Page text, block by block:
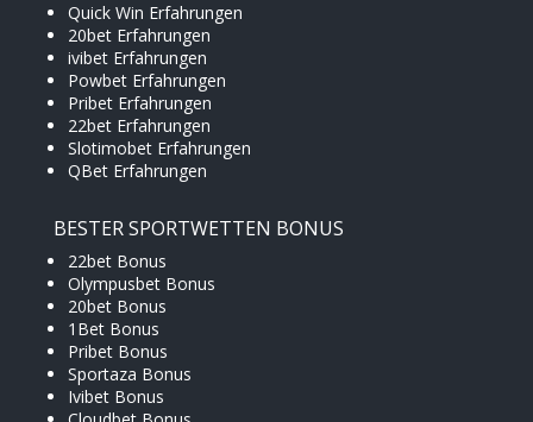
Quick Win Erfahrungen
20bet Erfahrungen
ivibet Erfahrungen
Powbet Erfahrungen
Pribet Erfahrungen
22bet Erfahrungen
Slotimobet Erfahrungen
QBet Erfahrungen
BESTER SPORTWETTEN BONUS
22bet Bonus
Olympusbet Bonus
20bet Bonus
1Bet Bonus
Pribet Bonus
Sportaza Bonus
Ivibet Bonus